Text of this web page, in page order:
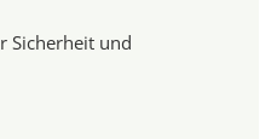
Sicherheit und